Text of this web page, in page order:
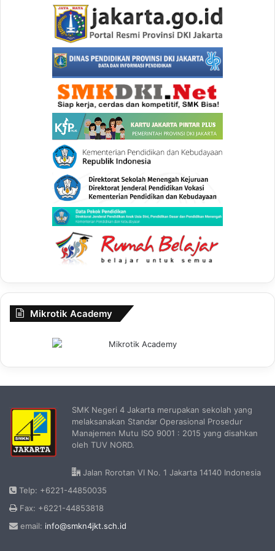
Mikrotik Academy
SMK Negeri 4 Jakarta merupakan sekolah yang
melaksanakan Standar Operasional Prosedur
Manajemen Mutu ISO 9001 : 2015 yang disahkan
oleh TUV NORD.
Jalan Rorotan VI No. 1 Jakarta 14140 Indonesia
Telp: +6221-44850035
Fax: +6221-44853818
email: info@smkn4jkt.sch.id